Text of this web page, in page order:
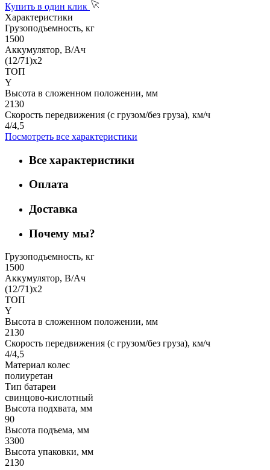
Купить в один клик
Характеристики
Грузоподъемность, кг
1500
Аккумулятор, В/Ач
(12/71)х2
ТОП
Y
Высота в сложенном положении, мм
2130
Скорость передвижения (с грузом/без груза), км/ч
4/4,5
Посмотреть все характеристики
Все характеристики
Оплата
Доставка
Почему мы?
Грузоподъемность, кг
1500
Аккумулятор, В/Ач
(12/71)х2
ТОП
Y
Высота в сложенном положении, мм
2130
Скорость передвижения (с грузом/без груза), км/ч
4/4,5
Материал колес
полиуретан
Тип батареи
свинцово-кислотный
Высота подхвата, мм
90
Высота подъема, мм
3300
Высота упаковки, мм
2130